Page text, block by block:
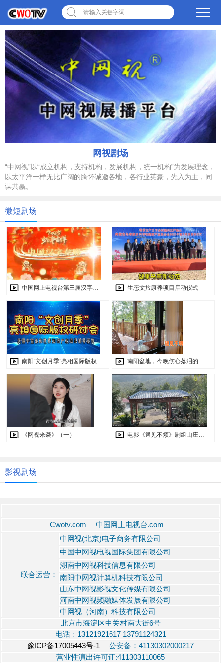
请输入关键字词
网视剧场
“中网视”以“成立机构，支持机构，发展机构，统一机构”为发展理念，
以太平洋一样无比广阔的胸怀诚邀各地，各行业英豪，先入为主，同
谋共赢。
微短剧场
生态文旅康养项目启动仪式
《网视来袭》（一）
影视剧场
Cwotv.com 中国网上电视台.com
联合运营：
中网视(北京)电子商务有限公司
中国中网视电视国际集团有限公司
湖南中网视科技信息有限公司
南阳中网视计算机科技有限公司
山东中网视影视文化传媒有限公司
河南中网视频融媒体发展有限公司
中网视（河南）科技有限公司
北京市海淀区中关村南大街6号
电话：13121921617 13791124321
豫ICP备17005443号-1
公安备：41130302000217
营业性演出许可证:411303110065